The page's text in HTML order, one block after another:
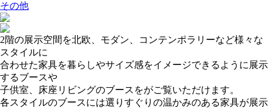
その他
2階の展示空間を北欧、モダン、コンテンポラリーなど様々な
スタイルに
合わせた家具を暮らしやサイズ感をイメージできるように展示
するブースや
子供室、床座リビングのブースをがご覧いただけます。
各スタイルのブースには選りすぐりの温かみのある家具が展示